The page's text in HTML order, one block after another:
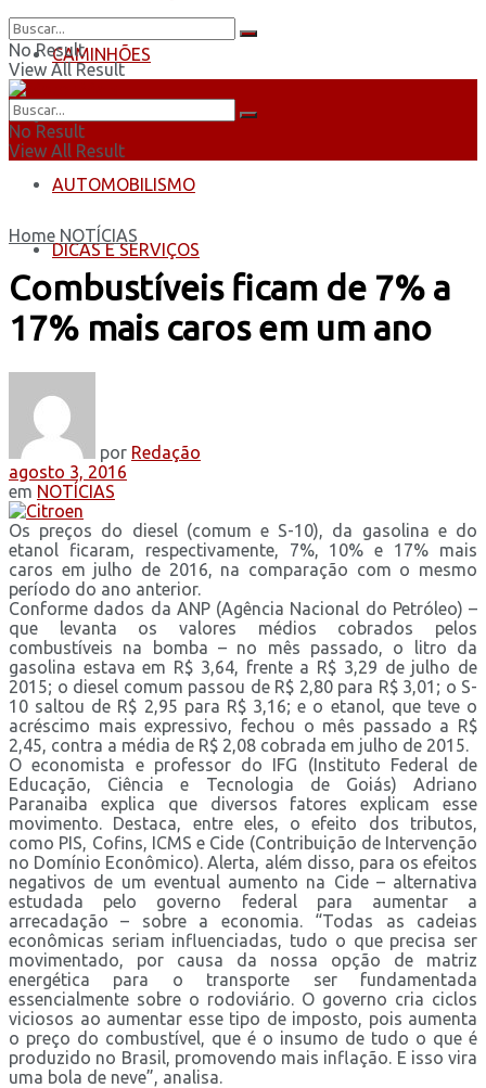
CAMINHÕES
ÔNIBUS
AUTOMOBILISMO
DICAS E SERVIÇOS
No Result
View All Result
No Result
View All Result
Home NOTÍCIAS
Combustíveis ficam de 7% a
17% mais caros em um ano
por Redação
agosto 3, 2016
em NOTÍCIAS
Os preços do diesel (comum e S-10), da gasolina e do
etanol ficaram, respectivamente, 7%, 10% e 17% mais
caros em julho de 2016, na comparação com o mesmo
período do ano anterior.
Conforme dados da ANP (Agência Nacional do Petróleo) –
que levanta os valores médios cobrados pelos
combustíveis na bomba – no mês passado, o litro da
gasolina estava em R$ 3,64, frente a R$ 3,29 de julho de
2015; o diesel comum passou de R$ 2,80 para R$ 3,01; o S-
10 saltou de R$ 2,95 para R$ 3,16; e o etanol, que teve o
acréscimo mais expressivo, fechou o mês passado a R$
2,45, contra a média de R$ 2,08 cobrada em julho de 2015.
O economista e professor do IFG (Instituto Federal de
Educação, Ciência e Tecnologia de Goiás) Adriano
Paranaiba explica que diversos fatores explicam esse
movimento. Destaca, entre eles, o efeito dos tributos,
como PIS, Cofins, ICMS e Cide (Contribuição de Intervenção
no Domínio Econômico). Alerta, além disso, para os efeitos
negativos de um eventual aumento na Cide – alternativa
estudada pelo governo federal para aumentar a
arrecadação – sobre a economia. “Todas as cadeias
econômicas seriam influenciadas, tudo o que precisa ser
movimentado, por causa da nossa opção de matriz
energética para o transporte ser fundamentada
essencialmente sobre o rodoviário. O governo cria ciclos
viciosos ao aumentar esse tipo de imposto, pois aumenta
o preço do combustível, que é o insumo de tudo o que é
produzido no Brasil, promovendo mais inflação. E isso vira
uma bola de neve”, analisa.